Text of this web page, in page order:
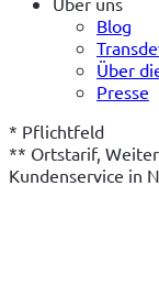
Blog
Über
Presse
* Pflichtfeld
** Ortstarif,
Kundenservice in